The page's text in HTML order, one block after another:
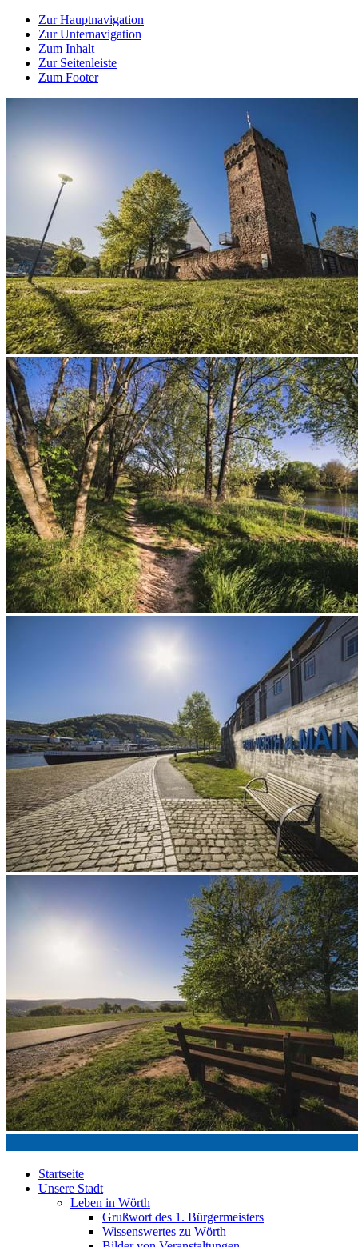
Zur Hauptnavigation
Zur Unternavigation
Zum Inhalt
Zur Seitenleiste
Zum Footer
Startseite
Unsere Stadt
Leben in Wörth
Grußwort des 1. Bürgermeisters
Wissenswertes zu Wörth